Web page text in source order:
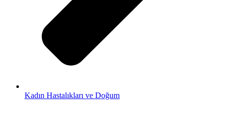
Kadın Hastalıkları ve Doğum